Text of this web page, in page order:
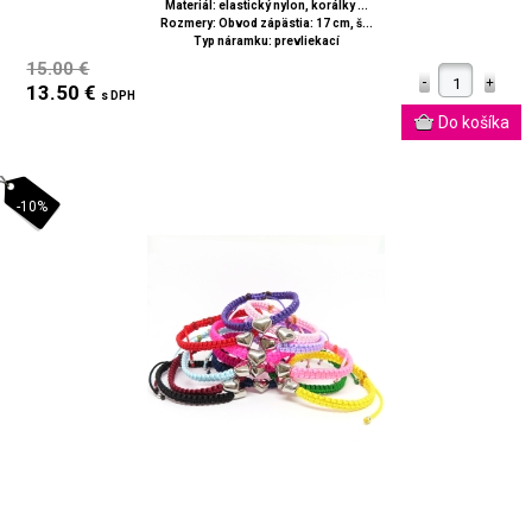
Materiál: elastický nylon, korálky ...
Rozmery: Obvod zápästia: 17 cm, š...
Typ náramku: prevliekací
15.00 €
13.50 € s DPH
-10%